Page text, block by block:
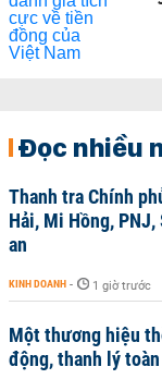
Đọc nhiều
Thanh tra Chính
Hải, Mi Hồng, PNJ,
an
KINH DOANH - 1 giờ trước
Một thương hiệu
động, thanh lý